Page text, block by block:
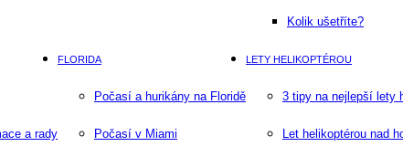
Kolik ušetříte?
a rady
FLORIDA
Počasí a hurikány na Floridě
Počasí v Miami
LETY HELIKOPTÉROU
3 tipy na nejlepší lety
Let helikoptérou nad